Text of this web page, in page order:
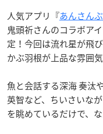
人気アプリ『あんさん
鬼頭祈さんのコラボア
定！今回は流れ星が飛
かぶ羽根が上品な雰囲
魚と会話する深海 奏汰
英智など、ちいさいな
を眺めているだけで、